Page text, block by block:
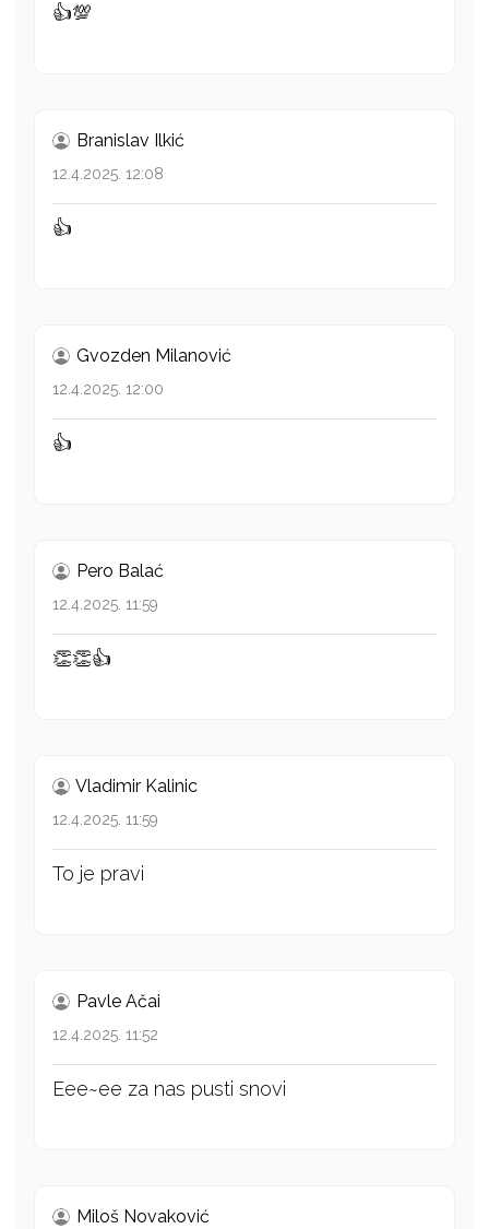
👍💯
Branislav Ilkić
12.4.2025. 12:08
👍
Gvozden Milanović
12.4.2025. 12:00
👍
Pero Balać
12.4.2025. 11:59
👏👏👍
Vladimir Kalinic
12.4.2025. 11:59
To je pravi
Pavle Ačai
12.4.2025. 11:52
Eee~ee za nas pusti snovi
Miloš Novaković